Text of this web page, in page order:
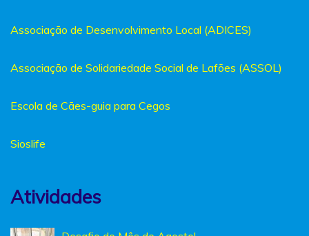
Associação de Desenvolvimento Local (ADICES)
Associação de Solidariedade Social de Lafões (ASSOL)
Escola de Cães-guia para Cegos
Sioslife
Atividades